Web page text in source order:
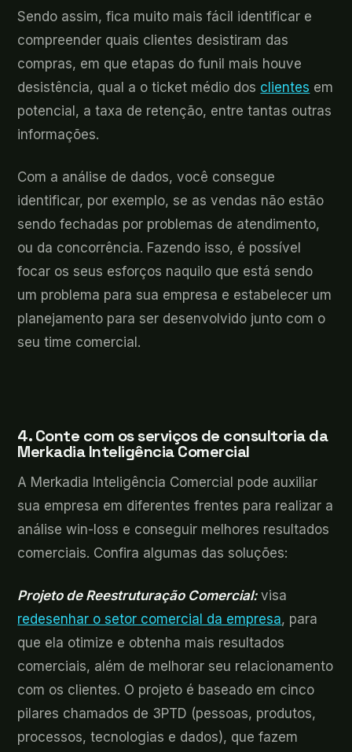
Sendo assim, fica muito mais fácil identificar e
compreender quais clientes desistiram das
compras, em que etapas do funil mais houve
desistência, qual a o ticket médio dos clientes em
potencial, a taxa de retenção, entre tantas outras
informações.
Com a análise de dados, você consegue
identificar, por exemplo, se as vendas não estão
sendo fechadas por problemas de atendimento,
ou da concorrência. Fazendo isso, é possível
focar os seus esforços naquilo que está sendo
um problema para sua empresa e estabelecer um
planejamento para ser desenvolvido junto com o
seu time comercial.
4. Conte com os serviços de consultoria da
Merkadia Inteligência Comercial
A Merkadia Inteligência Comercial pode auxiliar
sua empresa em diferentes frentes para realizar a
análise win-loss e conseguir melhores resultados
comerciais. Confira algumas das soluções:
Projeto de Reestruturação Comercial:visa
redesenhar o setor comercial da empresa, para
que ela otimize e obtenha mais resultados
comerciais, além de melhorar seu relacionamento
com os clientes. O projeto é baseado em cinco
pilares chamados de 3PTD (pessoas, produtos,
processos, tecnologias e dados), que fazem